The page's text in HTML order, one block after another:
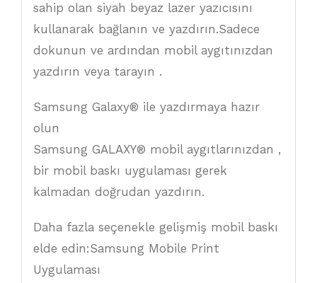
sahip olan siyah beyaz lazer yazıcısını
kullanarak bağlanın ve yazdırın.Sadece
dokunun ve ardından mobil aygıtınızdan
yazdırın veya tarayın .
Samsung Galaxy® ile yazdırmaya hazır
olun
Samsung GALAXY® mobil aygıtlarınızdan ,
bir mobil baskı uygulaması gerek
kalmadan doğrudan yazdırın.
Daha fazla seçenekle gelişmiş mobil baskı
elde edin:Samsung Mobile Print
Uygulaması